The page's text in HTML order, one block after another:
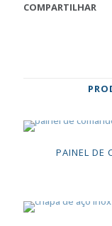
COMPARTILHAR
PAINEL DE